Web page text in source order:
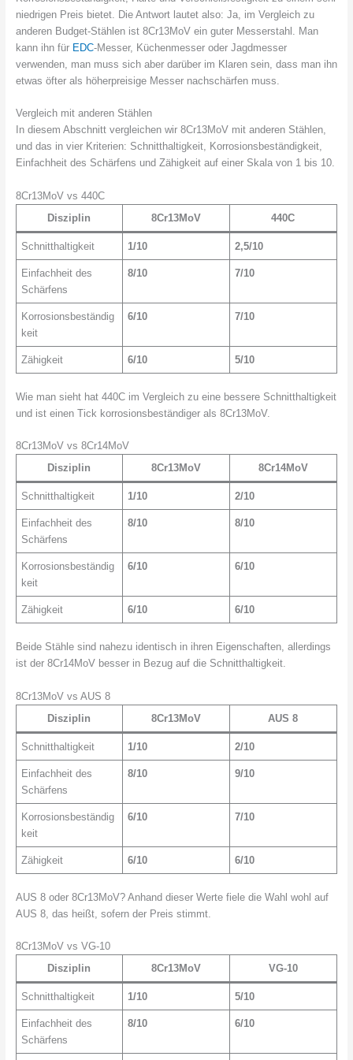
niedrigen Preis bietet. Die Antwort lautet also: Ja, im Vergleich zu
anderen Budget-Stählen ist 8Cr13MoV ein guter Messerstahl. Man
kann ihn für EDC-Messer, Küchenmesser oder Jagdmesser
verwenden, man muss sich aber darüber im Klaren sein, dass man ihn
etwas öfter als höherpreisige Messer nachschärfen muss.
Vergleich mit anderen Stählen
In diesem Abschnitt vergleichen wir 8Cr13MoV mit anderen Stählen,
und das in vier Kriterien: Schnitthaltigkeit, Korrosionsbeständigkeit,
Einfachheit des Schärfens und Zähigkeit auf einer Skala von 1 bis 10.
8Cr13MoV vs 440C
Disziplin
8Cr13MoV 440C
Schnitthaltigkeit 1/10 2,5/10
Einfachheit des
Schärfens
8/10 7/10
Korrosionsbeständig
keit
6/10 7/10
Zähigkeit 6/10 5/10
Wie man sieht hat 440C im Vergleich zu eine bessere Schnitthaltigkeit
und ist einen Tick korrosionsbeständiger als 8Cr13MoV.
8Cr13MoV vs 8Cr14MoV
Disziplin
8Cr13MoV 8Cr14MoV
Schnitthaltigkeit 1/10 2/10
Einfachheit des
Schärfens
8/10 8/10
Korrosionsbeständig
keit
6/10 6/10
Zähigkeit 6/10 6/10
Beide Stähle sind nahezu identisch in ihren Eigenschaften, allerdings
ist der 8Cr14MoV besser in Bezug auf die Schnitthaltigkeit.
8Cr13MoV vs AUS 8
Disziplin
8Cr13MoV AUS 8
Schnitthaltigkeit 1/10 2/10
Einfachheit des
Schärfens
8/10 9/10
Korrosionsbeständig
keit
6/10 7/10
Zähigkeit 6/10 6/10
AUS 8 oder 8Cr13MoV? Anhand dieser Werte fiele die Wahl wohl auf
AUS 8, das heißt, sofern der Preis stimmt.
8Cr13MoV vs VG-10
Disziplin
8Cr13MoV VG-10
Schnitthaltigkeit 1/10 5/10
Einfachheit des
Schärfens
8/10 6/10